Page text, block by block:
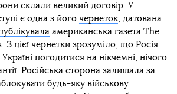
склали великий договір. У
є одна з його чернеток, датована
американська газета The
З цієї чернетки зрозуміло, що Росія
погодитися на нікчемні, нічого
Російська сторона залишала за
будь-яку військову